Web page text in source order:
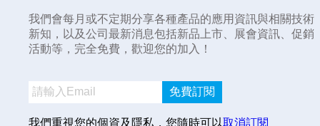
我們會每月或不定期分享各種產品的應用資訊與相關技術
新知，以及公司最新消息包括新品上市、展會資訊、促銷
活動等，完全免費，歡迎您的加入！
免費訂閱
我們重視您的個資及隱私，您隨時可以取消訂閱